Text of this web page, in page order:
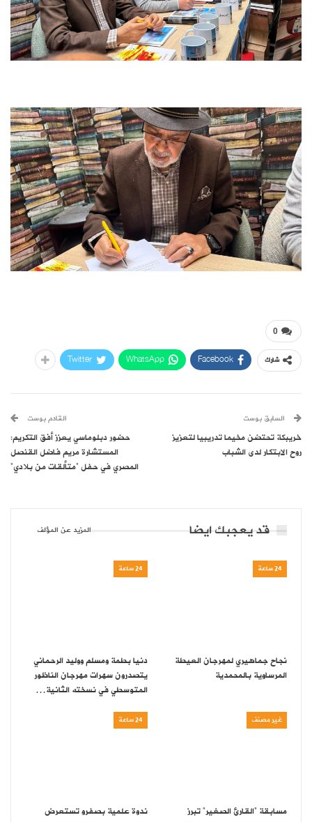
0
شارك Facebook
WhatsApp
Twitter
السابق بوست
خريبكة تحتضن مخيما تدريبيا لتعزيز
روح الابتكار لدى الشباب
القادم بوست
حضور دبلوماسي يعزز أفق التكريم:
المستشارة مريم فاضل القنصل
المصري في حفل “متألقات من بلادي”
قد يعجبك ايضا المزيد عن المؤلف
24 ساعة
نجاح جماهيري لمهرجان العيطة
المرساوية بالمحمدية
24 ساعة
دنيا بطمة ومسلم ووليد الرحماني
يتصدرون سهرات مهرجان الناظور
المتوسطي في نسخته الثانية…
غير مصنف
مسابقة “القارئ الصغير” تبرز
24 ساعة
ندوة علمية بصفرو تستعرض